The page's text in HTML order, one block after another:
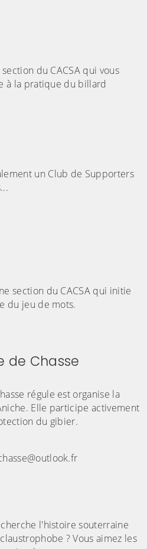
du CACSA qui vous
à la pratique du billard
un Club de Supporters
section du CACSA qui initie
du jeu de mots.
de Chasse
régule est organise la
Elle participe activement
du gibier.
l'histoire souterraine
? Vous aimez les